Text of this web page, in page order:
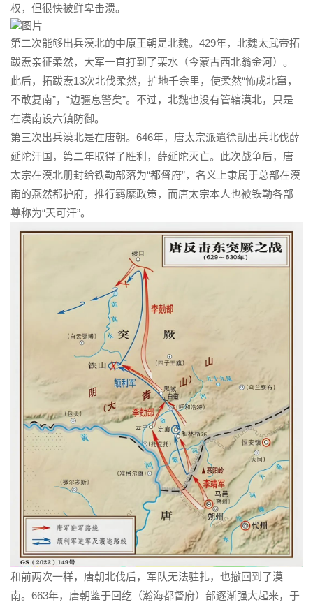
权，但很快被鲜卑击溃。
第二次能够出兵漠北的中原王朝是北魏。429年，北魏太武帝拓
跋焘亲征柔然，大军一直打到了栗水（今蒙古西北翁金河）。
此后，拓跋焘13次北伐柔然，扩地千余里，使柔然“怖成北窜，
不敢复南”，“边疆息警矣”。不过，北魏也没有管辖漠北，只是
在漠南设六镇防御。
第三次出兵漠北是在唐朝。646年，唐太宗派遣徐勣出兵北伐薛
延陀汗国，第二年取得了胜利，薛延陀灭亡。此次战争后，唐
太宗在漠北册封给铁勒部落为“都督府”，名义上隶属于总部在漠
南的燕然都护府，推行羁縻政策，而唐太宗本人也被铁勒各部
尊称为“天可汗”。
和前两次一样，唐朝北伐后，军队无法驻扎，也撤回到了漠
南。663年，唐朝鉴于回纥（瀚海都督府）部逐渐强大起来，于